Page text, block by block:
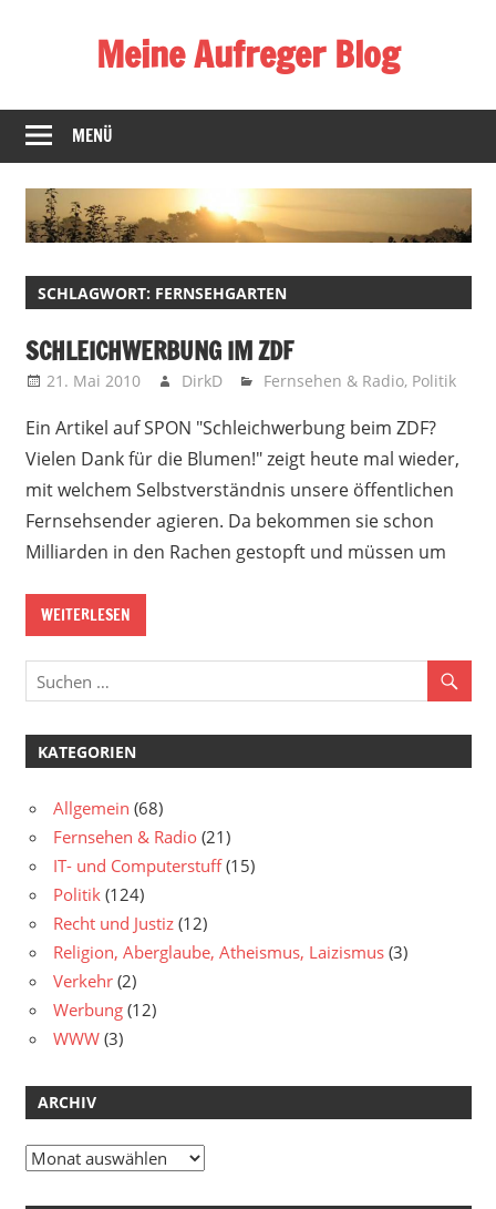
Meine Aufreger Blog
mich
positiv
negativ
aufregt
mir
MENÜ
SCHLAGWORT: FERNSEHGARTEN
SCHLEICHWERBUNG IM ZDF
21. Mai 2010 DirkD Fernsehen & Radio, Politik
Ein Artikel auf SPON "Schleichwerbung beim ZDF?
Vielen Dank für die Blumen!" zeigt heute mal wieder,
mit welchem Selbstverständnis unsere öffentlichen
Fernsehsender agieren. Da bekommen sie schon
Milliarden in den Rachen gestopft und müssen um
WEITERLESEN
KATEGORIEN
Allgemein (68)
Fernsehen & Radio (21)
IT- und Computerstuff(15)
Politik (124)
Recht und Justiz (12)
Religion, Aberglaube, Atheismus, Laizismus (3)
Verkehr (2)
Werbung (12)
WWW (3)
ARCHIV
Archiv